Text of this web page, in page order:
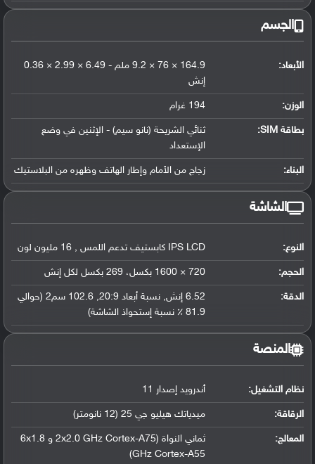
الجسم
الأبعاد:
164.9 × 76 × 9.2 ملم - 6.49 × 2.99 × 0.36
إنش
الوزن: 194 غرام
بطاقة SIM:
ثنائي الشريحة (نانو سيم) - الإثنين في وضع
الإستعداد
البناء: زجاج من الأمام وإطار الهاتف وظهره من البلاستيك
الشاشة
النوع: IPS LCD كابستيف تدعم اللمس , 16 مليون لون
الحجم: 720 × 1600 بكسل، 269 بكسل لكل إنش
الدقة:
6.52 إنش, نسبة أبعاد 20:9, 102.6 سم2 (حوالي
81.9 ٪ نسبة إستحواذ الشاشة)
المنصة
نظام التشغيل: أندرويد إصدار 11
الرقاقة: ميدياتك هيليو جي 25 (12 نانومتر)
المعالج:
ثماني النواة (2x2.0 GHz Cortex-A75 و 6x1.8
GHz Cortex-A55)